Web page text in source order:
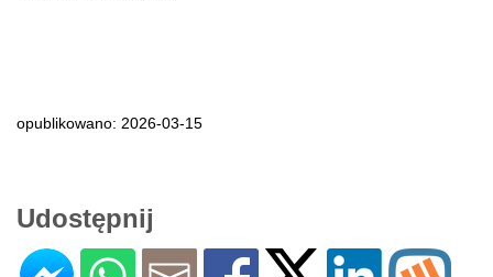
opublikowano: 2026-03-15
Udostępnij